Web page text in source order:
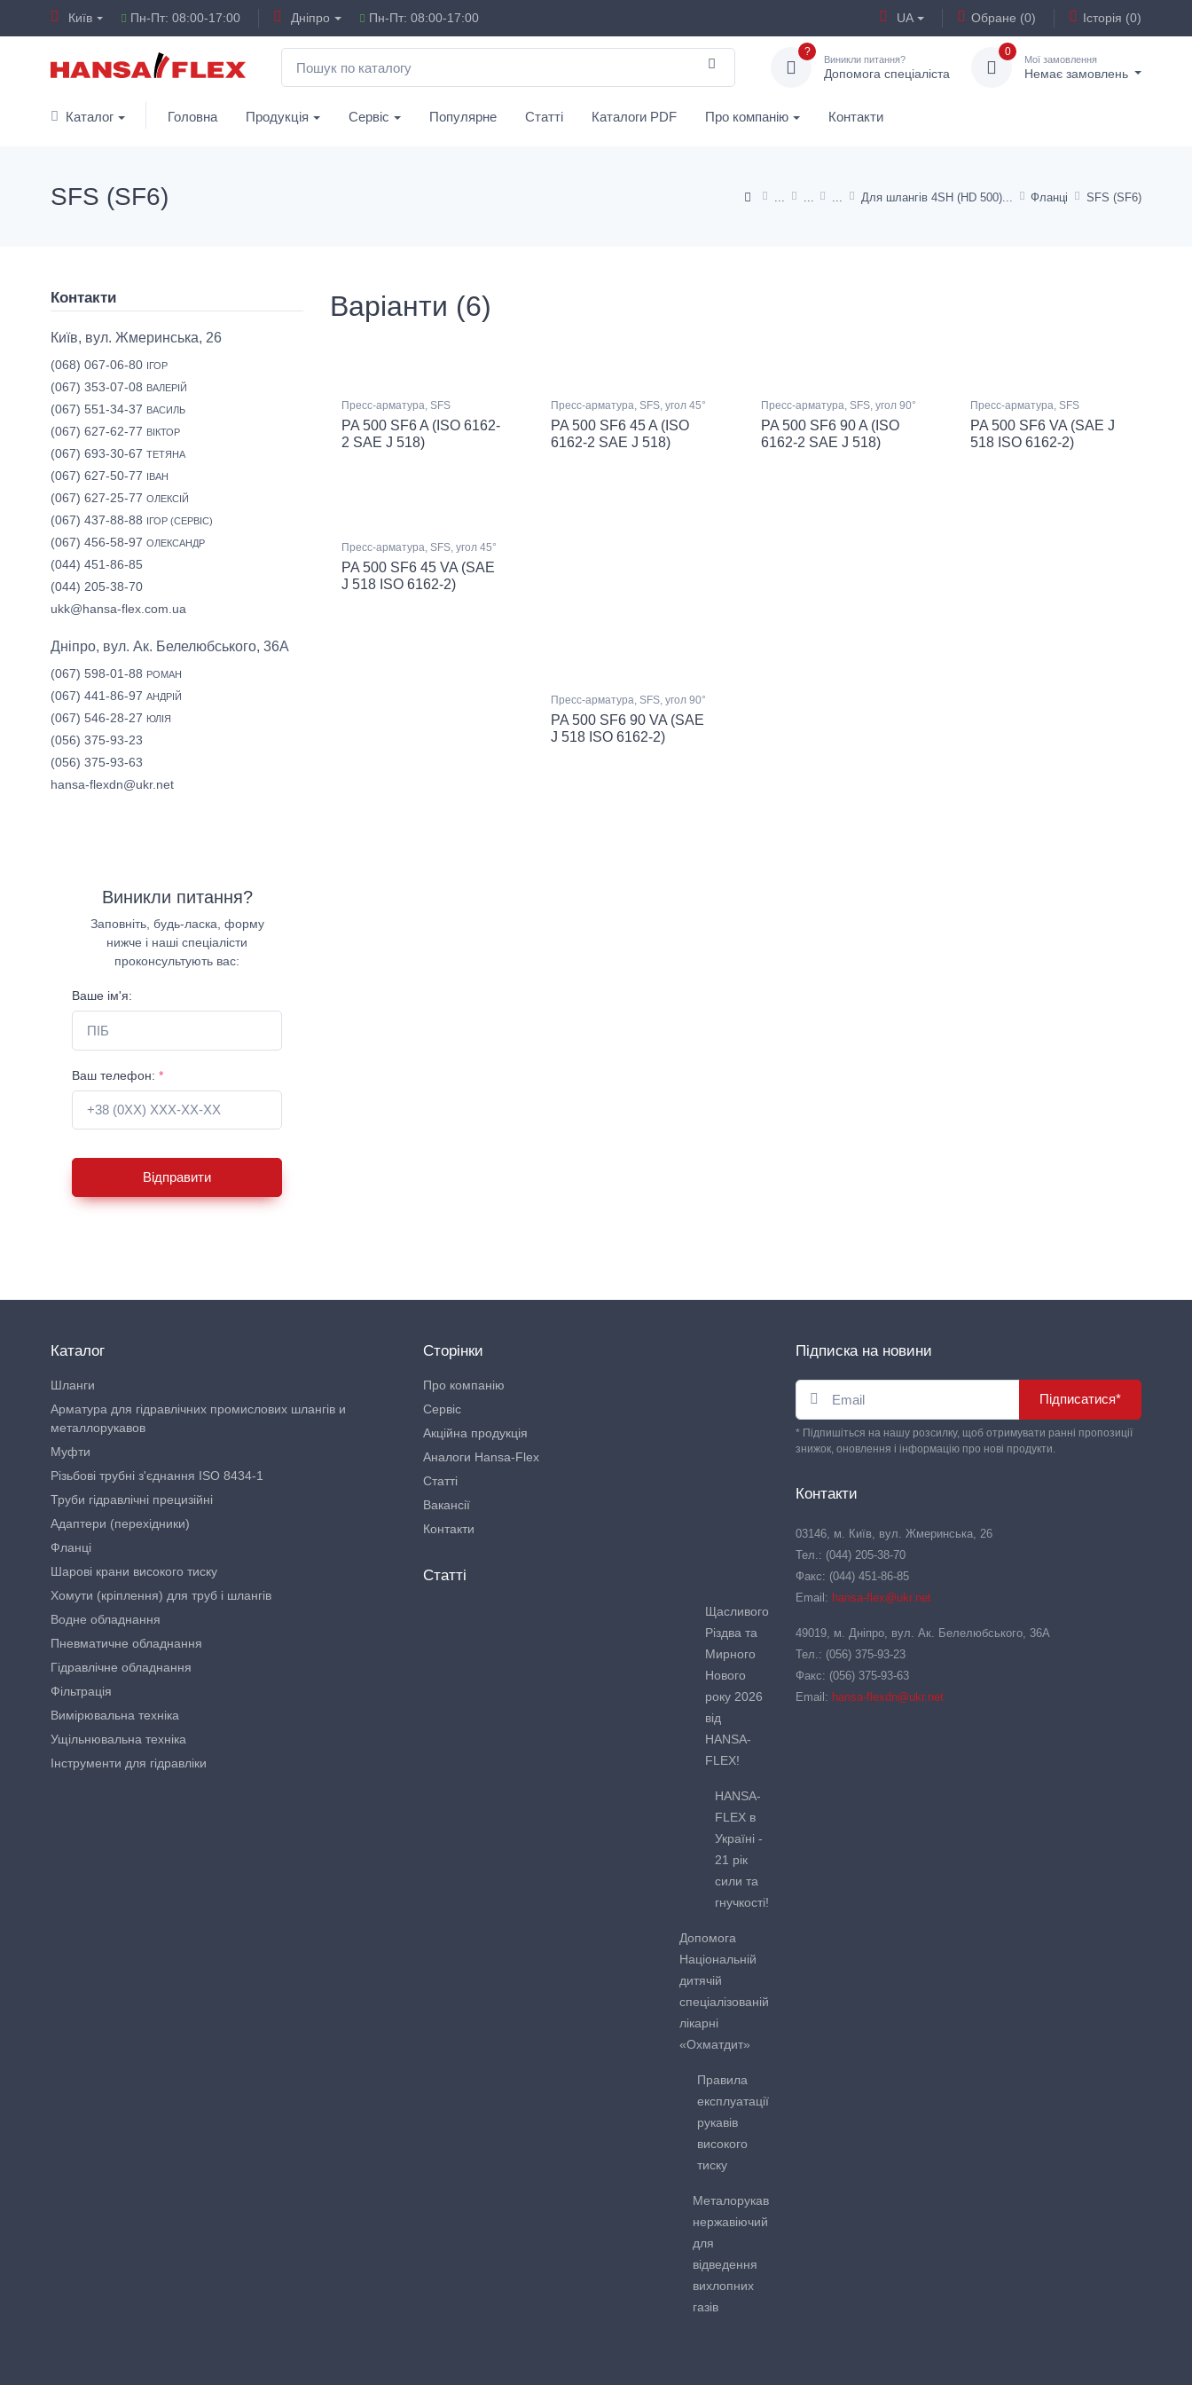
Київ Пн-Пт: 08:00-17:00 Дніпро Пн-Пт: 08:00-17:00 UA Обране (0) Історія (0)
?
Виникли питання?
Допомога спеціаліста
0
Мої замовлення
Немає замовлень
Каталог Головна Продукція Сервіс Популярне Статті Каталоги PDF Про компанію Контакти
Для шлангів 4SH (HD 500) Фланці SFS (SF6)
SFS (SF6)
Варіанти (6)
Пресс-арматура, SFS
PA 500 SF6 A (ISO 6162-
2 SAE J 518)
Пресс-арматура, SFS, угол 45°
PA 500 SF6 45 A (ISO
6162-2 SAE J 518)
Пресс-арматура, SFS, угол 90°
PA 500 SF6 90 A (ISO
6162-2 SAE J 518)
Пресс-арматура, SFS
PA 500 SF6 VA (SAE J
518 ISO 6162-2)
Пресс-арматура, SFS, угол 45°
PA 500 SF6 45 VA (SAE
J 518 ISO 6162-2)
Пресс-арматура, SFS, угол 90°
PA 500 SF6 90 VA (SAE
J 518 ISO 6162-2)
Контакти
Київ, вул. Жмеринська, 26
(068) 067-06-80 ІГОР
(067) 353-07-08 ВАЛЕРІЙ
(067) 551-34-37 ВАСИЛЬ
(067) 627-62-77 ВІКТОР
(067) 693-30-67 ТЕТЯНА
(067) 627-50-77 ІВАН
(067) 627-25-77 ОЛЕКСІЙ
(067) 437-88-88 ІГОР (СЕРВІС)
(067) 456-58-97 ОЛЕКСАНДР
(044) 451-86-85
(044) 205-38-70
ukk@hansa-flex.com.ua
Дніпро, вул. Ак. Белелюбського, 36А
(067) 598-01-88 РОМАН
(067) 441-86-97 АНДРІЙ
(067) 546-28-27 ЮЛІЯ
(056) 375-93-23
(056) 375-93-63
hansa-flexdn@ukr.net
Виникли питання?
Заповніть, будь-ласка, форму
нижче і наші спеціалісти
проконсультують вас:
Ваше ім'я:
Ваш телефон: *
Відправити
Каталог
Шланги
Арматура для гідравлічних промислових шлангів и
металлорукавов
Муфти
Різьбові трубні з'єднання ISO 8434-1
Труби гідравлічні прецизійні
Адаптери (перехідники)
Фланці
Шарові крани високого тиску
Хомути (кріплення) для труб і шлангів
Водне обладнання
Пневматичне обладнання
Гідравлічне обладнання
Фільтрація
Вимірювальна техніка
Ущільнювальна техніка
Інструменти для гідравліки
Сторінки
Про компанію
Сервіс
Акційна продукція
Аналоги Hansa-Flex
Статті
Вакансії
Контакти
Статті
Щасливого
Різдва та
Мирного
Нового
року 2026
від
HANSA-
FLEX!
HANSA-
FLEX в
Україні -
21 рік
сили та
гнучкості!
Допомога
Національній
дитячій
спеціалізованій
лікарні
«Охматдит»
Правила
експлуатації
рукавів
високого
тиску
Металорукав
нержавіючий
для
відведення
вихлопних
газів
Підписка на новини
Підписатися*
* Підпишіться на нашу розсилку, щоб отримувати ранні пропозиції
знижок, оновлення і інформацію про нові продукти.
Контакти
03146, м. Київ, вул. Жмеринська, 26
Тел.: (044) 205-38-70
Факс: (044) 451-86-85
Email: hansa-flex@ukr.net
49019, м. Дніпро, вул. Ак. Белелюбського, 36А
Тел.: (056) 375-93-23
Факс: (056) 375-93-63
Email: hansa-flexdn@ukr.net